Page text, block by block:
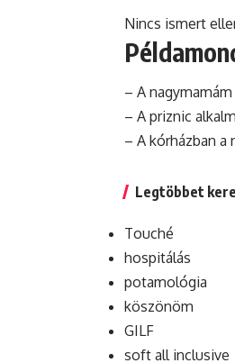
Nincs ismert
– A
– A priznic
– A kórházban
Legtöbbet
Touché
hospitálás
potamológia
köszönöm
GILF
soft all inclusive